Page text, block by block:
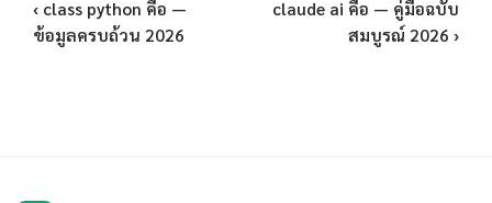
‹ class python คือ —
ข้อมูลครบถ้วน 2026
claude ai คือ — คู่มือฉบับ
สมบูรณ์ 2026 ›